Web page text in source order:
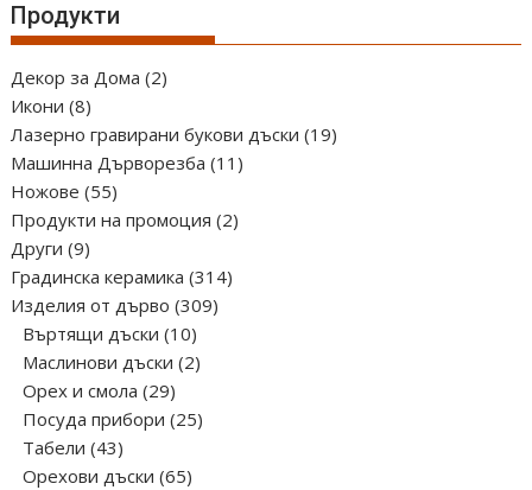
Продукти
Декор за Дома 22
Икони 88
продукта
Лазерно гравирани букови дъски 1919
Машинна Дърворезба 11 11
Ножове 5555
продукта
Продукти на промоция 22
Други 99
продукта
Градинска керамика 314314
Изделия от дърво 309309
Въртящи дъски 1010
продукта
Маслинови дъски 22
Орех и смола 2929
продукта
Посуда прибори 2525
Табели 4343
продукта
Орехови дъски 6565